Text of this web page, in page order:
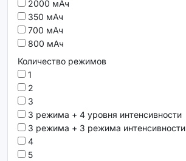
2000 мАч
350 мАч
700 мАч
800 мАч
Количество режимов
1
2
3
3 режима + 4 уровня интенсивности
3 режима + 3 режима интенсивности
4
5